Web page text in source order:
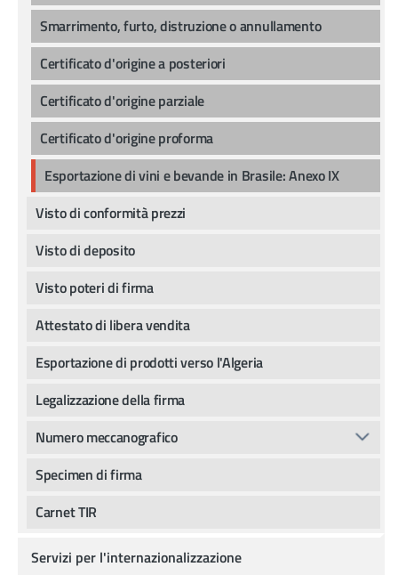
Smarrimento, furto, distruzione o annullamento
Certificato d'origine a posteriori
Certificato d'origine parziale
Certificato d'origine proforma
Esportazione di vini e bevande in Brasile: Anexo IX
Visto di conformità prezzi
Visto di deposito
Visto poteri di firma
Attestato di libera vendita
Esportazione di prodotti verso l'Algeria
Legalizzazione della firma
Numero meccanografico
Specimen di firma
Carnet TIR
Servizi per l'internazionalizzazione